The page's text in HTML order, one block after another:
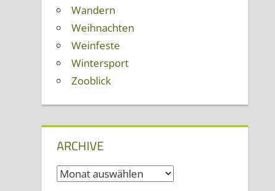
Wandern
Weihnachten
Weinfeste
Wintersport
Zooblick
ARCHIVE
Archive